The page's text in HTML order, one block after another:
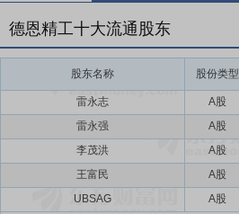
德恩精工十大流通股东
股东名称 股份类型
雷永志
A股
雷永强
A股
李茂洪
A股
王富民
A股
UBSAG
A股